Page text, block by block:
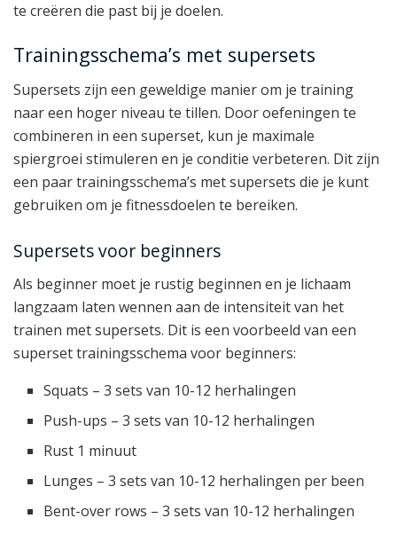
te creëren die past bij je doelen.
Trainingsschema’s met supersets
Supersets zijn een geweldige manier om je training
naar een hoger niveau te tillen. Door oefeningen te
combineren in een superset, kun je maximale
spiergroei stimuleren en je conditie verbeteren. Dit zijn
een paar trainingsschema’s met supersets die je kunt
gebruiken om je fitnessdoelen te bereiken.
Supersets voor beginners
Als beginner moet je rustig beginnen en je lichaam
langzaam laten wennen aan de intensiteit van het
trainen met supersets. Dit is een voorbeeld van een
superset trainingsschema voor beginners:
Squats – 3 sets van 10-12 herhalingen
Push-ups – 3 sets van 10-12 herhalingen
Rust 1 minuut
Lunges – 3 sets van 10-12 herhalingen per been
Bent-over rows – 3 sets van 10-12 herhalingen